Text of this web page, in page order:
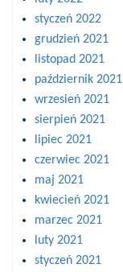
styczeń 2022
grudzień 2021
listopad 2021
październik 2021
wrzesień 2021
sierpień 2021
lipiec 2021
czerwiec 2021
maj 2021
kwiecień 2021
marzec 2021
luty 2021
styczeń 2021